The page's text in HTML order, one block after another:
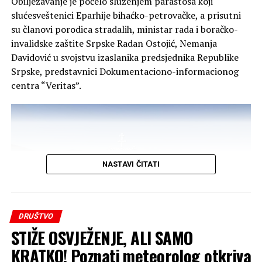
smijao ili hvatao za glavu. Telefon mi je odmah zazvonio i
znao sam ko zove. Prvo što je rekla bilo je: ‘Jesi li ti
normalan?’“, ispričao je Marko.
Nakon dodatnog vremena provedenog na putu bračni
par ponovno se susreo, a njihovo putovanje prema
Njemačkoj nastavljeno je bez novih problema.
Jelena je, kako kaže, ostatak puta provela na prednjem
„Rekla sam mu da me sada dobro gleda svaki put kada
krene automobilom. Sljedeći put, ako izlazim na granici,
slućesveštenici Eparhije bihaćko-petrovačke, a prisutni
su članovi porodica stradalih, ministar rada i boračko-
invalidske zaštite Srpske Radan Ostojić, Nemanja
Davidović u svojstvu izaslanika predsjednika Republike
Srpske, predstavnici Dokumentaciono-informacionog
centra “Veritas”.
FOTO: RTRS
NASTAVI ČITATI
DRUŠTVO
STIŽE OSVJEŽENJE, ALI SAMO
KRATKO! Poznati meteorolog otkriva